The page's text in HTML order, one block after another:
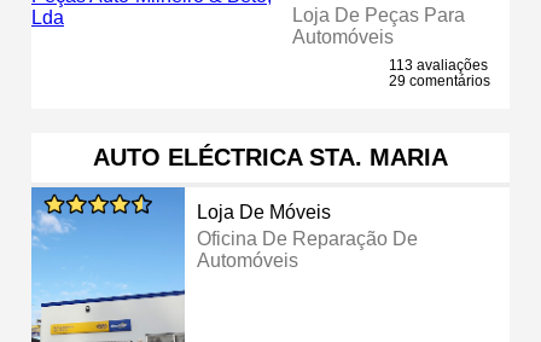
Loja De Peças Para
Automóveis
113 avaliações
29 comentários
AUTO ELÉCTRICA STA. MARIA
Loja De Móveis
Oficina De Reparação De
Automóveis